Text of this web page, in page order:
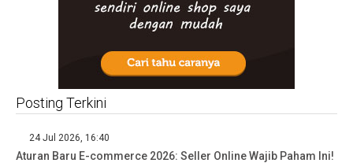
Posting Terkini
24 Jul 2026, 16:40
Aturan Baru E-commerce 2026: Seller Online Wajib Paham Ini!